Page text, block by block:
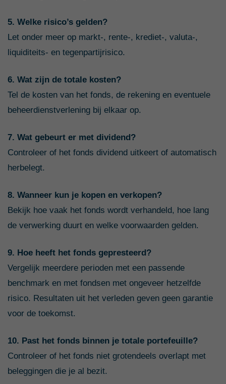
5. Welke risico’s gelden?
Let onder meer op markt-, rente-, krediet-, valuta-,
liquiditeits- en tegenpartijrisico.
6. Wat zijn de totale kosten?
Tel de kosten van het fonds, de rekening en eventuele
beheerdienstverlening bij elkaar op.
7. Wat gebeurt er met dividend?
Controleer of het fonds dividend uitkeert of automatisch
herbelegt.
8. Wanneer kun je kopen en verkopen?
Bekijk hoe vaak het fonds wordt verhandeld, hoe lang
de verwerking duurt en welke voorwaarden gelden.
9. Hoe heeft het fonds gepresteerd?
Vergelijk meerdere perioden met een passende
benchmark en met fondsen met ongeveer hetzelfde
risico. Resultaten uit het verleden geven geen garantie
voor de toekomst.
10. Past het fonds binnen je totale portefeuille?
Controleer of het fonds niet grotendeels overlapt met
beleggingen die je al bezit.